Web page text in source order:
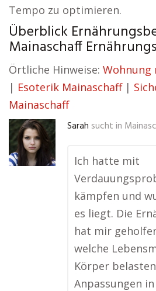
Tempo zu optimieren.
Überblick
Mainaschaff
Örtliche Hinweise: Wohnung
| Esoterik Mainaschaff|
Mainaschaff
Sarah sucht in
Ich hatte mit
kämpfen und
es liegt. Die
hat mir
welche
Körper
Anpassungen